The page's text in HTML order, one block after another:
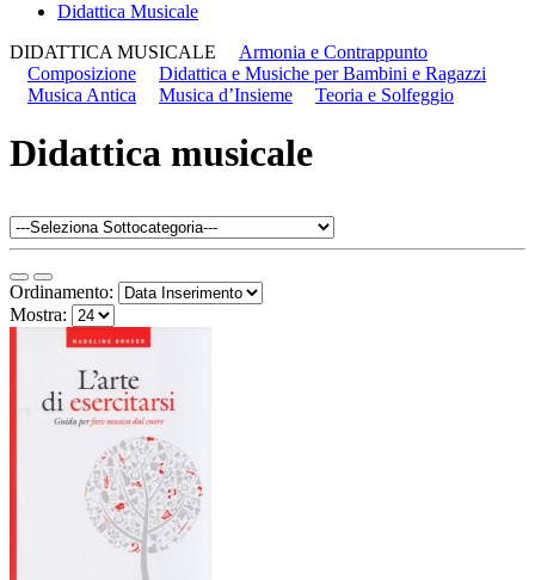
Didattica Musicale
DIDATTICA MUSICALE
Armonia e Contrappunto
Composizione
Didattica e Musiche per Bambini e Ragazzi
Musica Antica
Musica d’Insieme Teoria e Solfeggio
Didattica musicale
Ordinamento:
Mostra: